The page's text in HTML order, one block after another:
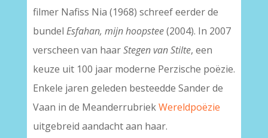
filmer Nafiss Nia (1968) schreef eerder de
bundel Esfahan, mijn hoopstee(2004). In 2007
verscheen van haarStegen van Stilte, een
keuze uit 100 jaar moderne Perzische poëzie.
Enkele jaren geleden besteedde Sander de
Vaan in de MeanderrubriekWereldpoëzie
uitgebreid aandacht aan haar.